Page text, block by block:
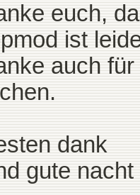
euch,
ist
auch
dank
gute nacht